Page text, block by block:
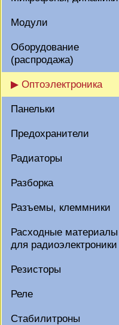
Модули
Оборудование
(распродажа)
▶ Оптоэлектроника
Панельки
Предохранители
Радиаторы
Разборка
Разъемы, клеммники
Расходные материалы
для радиоэлектроники
Резисторы
Реле
Стабилитроны